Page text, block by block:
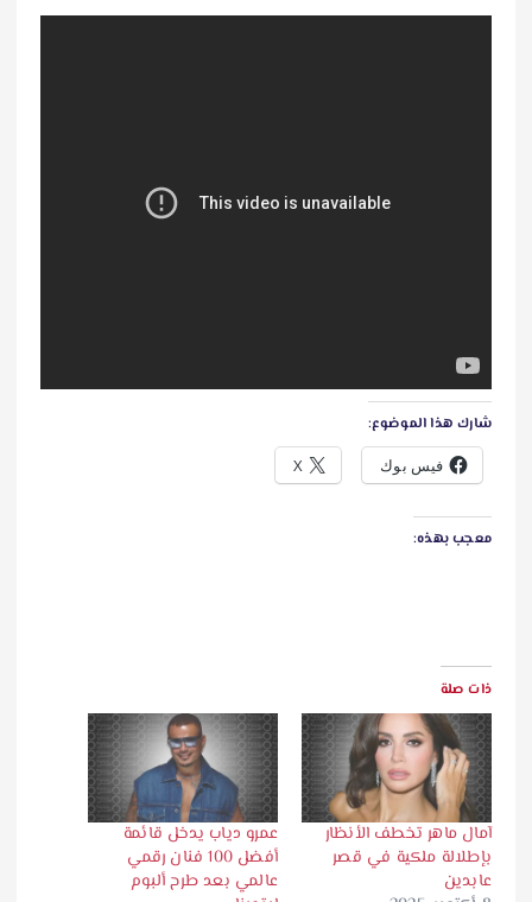
شارك هذا الموضوع:
فيس بوك X
معجب بهذه:
ذات صلة
آمال ماهر تخطف الأنظار
بإطلالة ملكية في قصر
عابدين
عمرو دياب يدخل قائمة
أفضل 100 فنان رقمي
عالمي بعد طرح ألبوم